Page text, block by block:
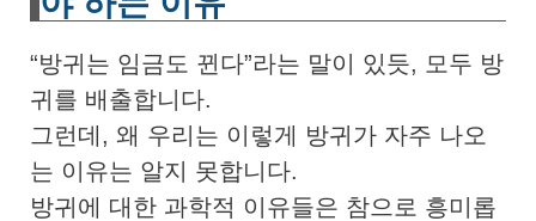
“방귀는 임금도 뀐다”라는 말이 있듯, 모두 방
귀를 배출합니다.
그런데, 왜 우리는 이렇게 방귀가 자주 나오
는 이유는 알지 못합니다.
방귀에 대한 과학적 이유들은 참으로 흥미롭